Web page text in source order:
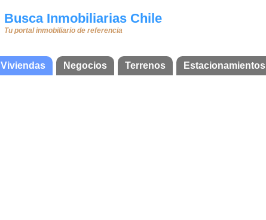
Busca Inmobiliarias Chile
Tu portal inmobiliario de referencia
Viviendas Negocios Terrenos Estacionamientos